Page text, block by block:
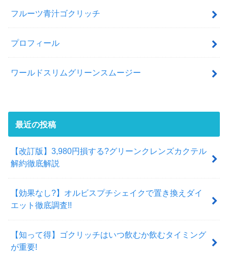
フルーツ青汁ゴクリッチ
プロフィール
ワールドスリムグリーンスムージー
最近の投稿
【改訂版】3,980円損する?グリーンクレンズカクテル
解約徹底解説
【効果なし?】オルビスプチシェイクで置き換えダイ
エット徹底調査!!
【知って得】ゴクリッチはいつ飲むか飲むタイミング
が重要!